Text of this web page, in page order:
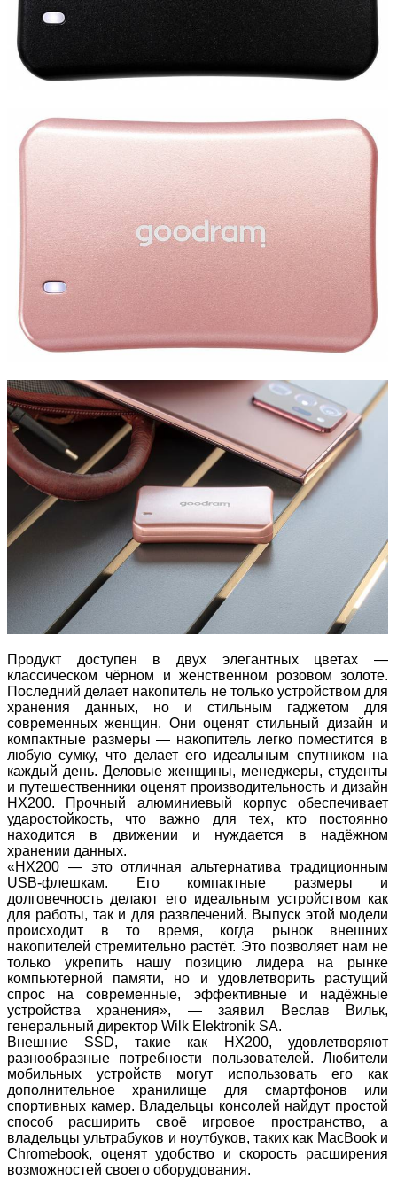
Продукт доступен в двух элегантных цветах —
классическом чёрном и женственном розовом золоте.
Последний делает накопитель не только устройством для
хранения данных, но и стильным гаджетом для
современных женщин. Они оценят стильный дизайн и
компактные размеры — накопитель легко поместится в
любую сумку, что делает его идеальным спутником на
каждый день. Деловые женщины, менеджеры, студенты
и путешественники оценят производительность и дизайн
HX200. Прочный алюминиевый корпус обеспечивает
ударостойкость, что важно для тех, кто постоянно
находится в движении и нуждается в надёжном
хранении данных.
«HX200 — это отличная альтернатива традиционным
USB-флешкам. Его компактные размеры и
долговечность делают его идеальным устройством как
для работы, так и для развлечений. Выпуск этой модели
происходит в то время, когда рынок внешних
накопителей стремительно растёт. Это позволяет нам не
только укрепить нашу позицию лидера на рынке
компьютерной памяти, но и удовлетворить растущий
спрос на современные, эффективные и надёжные
устройства хранения», — заявил Веслав Вильк,
генеральный директор Wilk Elektronik SA.
Внешние SSD, такие как HX200, удовлетворяют
разнообразные потребности пользователей. Любители
мобильных устройств могут использовать его как
дополнительное хранилище для смартфонов или
спортивных камер. Владельцы консолей найдут простой
способ расширить своё игровое пространство, а
владельцы ультрабуков и ноутбуков, таких как MacBook и
Chromebook, оценят удобство и скорость расширения
возможностей своего оборудования.